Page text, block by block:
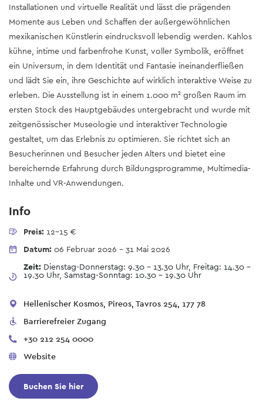
Installationen und virtuelle Realität und lässt die prägenden
Momente aus Leben und Schaffen der außergewöhnlichen
mexikanischen Künstlerin eindrucksvoll lebendig werden. Kahlos
kühne, intime und farbenfrohe Kunst, voller Symbolik, eröffnet
ein Universum, in dem Identität und Fantasie ineinanderfließen
und lädt Sie ein, ihre Geschichte auf wirklich interaktive Weise zu
erleben. Die Ausstellung ist in einem 1.000 m² großen Raum im
ersten Stock des Hauptgebäudes untergebracht und wurde mit
zeitgenössischer Museologie und interaktiver Technologie
gestaltet, um das Erlebnis zu optimieren. Sie richtet sich an
Besucherinnen und Besucher jeden Alters und bietet eine
bereichernde Erfahrung durch Bildungsprogramme, Multimedia-
Inhalte und VR-Anwendungen.
Info
Preis: 12-15 €
Datum: 06 Februar 2026 - 31 Mai 2026
Zeit: Dienstag-Donnerstag: 9.30 – 13.30 Uhr, Freitag: 14.30 –
19.30 Uhr, Samstag-Sonntag: 10.30 – 19.30 Uhr
Hellenischer Kosmos, Pireos, Tavros 254, 177 78
Barrierefreier Zugang
+30 212 254 0000
Website
Buchen Sie hier